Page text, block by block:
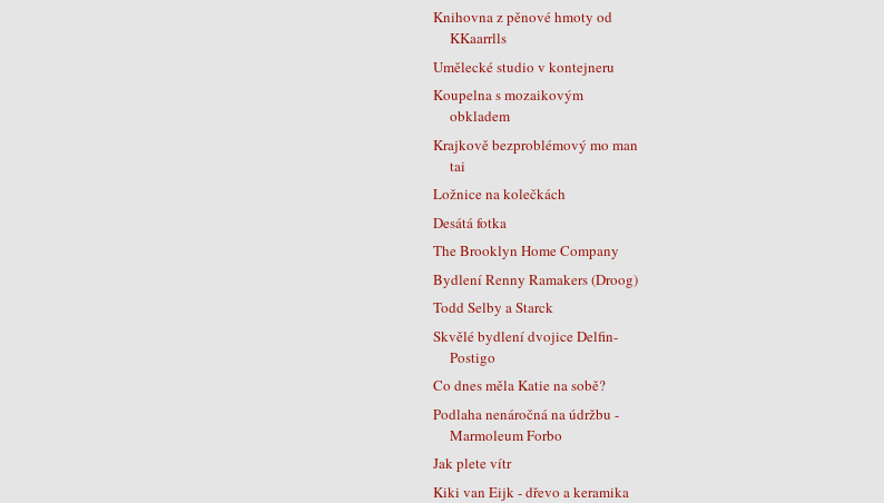
Knihovna z pěnové hmoty od
KKaarrlls
Umělecké studio v kontejneru
Koupelna s mozaikovým
obkladem
Krajkově bezproblémový mo man
tai
Ložnice na kolečkách
Desátá fotka
The Brooklyn Home Company
Bydlení Renny Ramakers (Droog)
Todd Selby a Starck
Skvělé bydlení dvojice Delfin-
Postigo
Co dnes měla Katie na sobě?
Podlaha nenáročná na údržbu -
Marmoleum Forbo
Jak plete vítr
Kiki van Eijk - dřevo a keramika